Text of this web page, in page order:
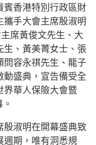
賓香港特別行政區財
手大會主席殷淑明
席黃俊文先生、大
生、黃美菁女士、張
問容永祺先生、龍子
動盛典，宣告備受全
界華人保險大會暨
殷淑明在開幕盛典致
週期，唯有洞悉規